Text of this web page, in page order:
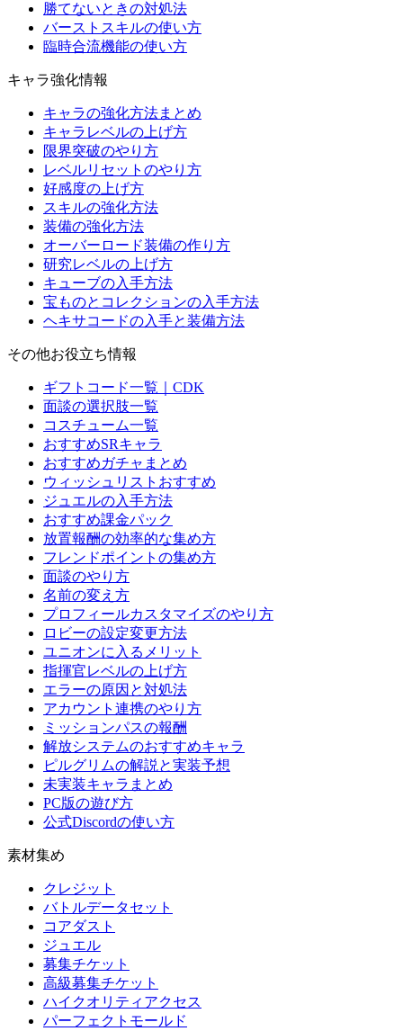
勝てないときの対処法
バーストスキルの使い方
臨時合流機能の使い方
キャラ強化情報
キャラの強化方法まとめ
キャラレベルの上げ方
限界突破のやり方
レベルリセットのやり方
好感度の上げ方
スキルの強化方法
装備の強化方法
オーバーロード装備の作り方
研究レベルの上げ方
キューブの入手方法
宝ものとコレクションの入手方法
ヘキサコードの入手と装備方法
その他お役立ち情報
ギフトコード一覧｜CDK
面談の選択肢一覧
コスチューム一覧
おすすめSRキャラ
おすすめガチャまとめ
ウィッシュリストおすすめ
ジュエルの入手方法
おすすめ課金パック
放置報酬の効率的な集め方
フレンドポイントの集め方
面談のやり方
名前の変え方
プロフィールカスタマイズのやり方
ロビーの設定変更方法
ユニオンに入るメリット
指揮官レベルの上げ方
エラーの原因と対処法
アカウント連携のやり方
ミッションパスの報酬
解放システムのおすすめキャラ
ピルグリムの解説と実装予想
未実装キャラまとめ
PC版の遊び方
公式Discordの使い方
素材集め
クレジット
バトルデータセット
コアダスト
ジュエル
募集チケット
高級募集チケット
ハイクオリティアクセス
パーフェクトモールド